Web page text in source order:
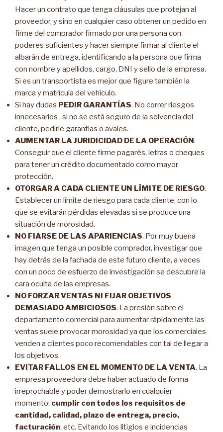
Hacer un contrato que tenga cláusulas que protejan al
proveedor, y sino en cualquier caso obtener un pedido en
firme del comprador firmado por una persona con
poderes suficientes y hacer siempre firmar al cliente el
albarán de entrega, identificando a la persona que firma
con nombre y apellidos, cargo, DNI y sello de la empresa.
Si es un transportista es mejor que figure también la
marca y matrícula del vehículo.
Si hay dudas PEDIR GARANTÍAS. No correr riesgos
innecesarios , si no se está seguro de la solvencia del
cliente, pedirle garantías o avales.
AUMENTAR LA JURIDICIDAD DE LA OPERACIÓN.
Conseguir que el cliente firme pagarés, letras o cheques
para tener un crédito documentado como mayor
protección.
OTORGAR A CADA CLIENTE UN LÍMITE DE RIESGO.
Establecer un límite de riesgo para cada cliente, con lo
que se evitarán pérdidas elevadas si se produce una
situación de morosidad.
NO FIARSE DE LAS APARIENCIAS. Por muy buena
imagen que tenga un posible comprador, investigar que
hay detrás de la fachada de este futuro cliente, a veces
con un poco de esfuerzo de investigación se descubre la
cara oculta de las empresas.
NO FORZAR VENTAS NI FIJAR OBJETIVOS
DEMASIADO AMBICIOSOS. La presión sobre el
departamento comercial para aumentar rápidamente las
ventas suele provocar morosidad ya que los comerciales
venden a clientes poco recomendables con tal de llegar a
los objetivos.
EVITAR FALLOS EN EL MOMENTO DE LA VENTA. La
empresa proveedora debe haber actuado de forma
irreprochable y poder demostrarlo en cualquier
momento: cumplir con todos los requisitos de
cantidad, calidad, plazo de entrega, precio,
facturación, etc. Evitando los litigios e incidencias